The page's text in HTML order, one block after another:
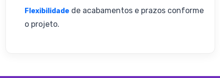
Flexibilidade de acabamentos e prazos conforme
o projeto.